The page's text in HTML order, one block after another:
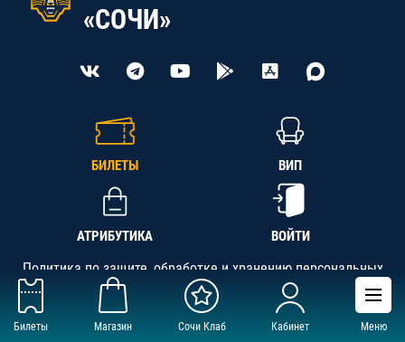
Билеты Магазин Сочи Клаб Кабинет Меню
«СОЧИ»
БИЛЕТЫ ВИП
АТРИБУТИКА ВОЙТИ
Политика по защите, обработке и хранению персональных
данных
АНО «СК «Кубань-Регион», ОГРН 1142300002349,